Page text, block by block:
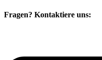
Fragen? Kontaktiere uns: